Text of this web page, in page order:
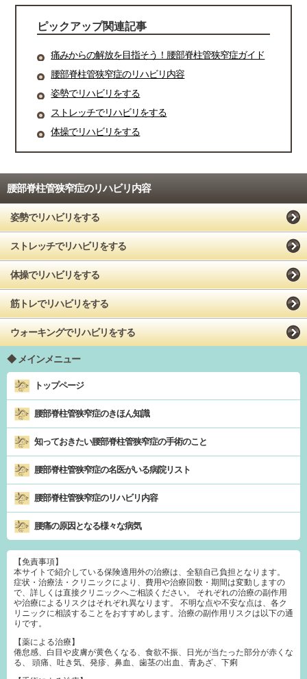
ピックアップ関連記事
痛みからの解放を目指そう！腰部脊柱管狭窄症ガイド
腰部脊柱管狭窄症のリハビリ内容
姿勢でリハビリをする
ストレッチでリハビリをする
体操でリハビリをする
腰部脊柱管狭窄症のリハビリ内容
姿勢でリハビリをする
ストレッチでリハビリをする
体操でリハビリをする
筋トレでリハビリをする
ウォーキングでリハビリをする
メインメニュー
トップページ
腰部脊柱管狭窄症のきほん知識
知っておきたい腰部脊柱管狭窄症の手術のこと
腰部脊柱管狭窄症の名医がいる病院リスト
腰部脊柱管狭窄症のリハビリ内容
腰痛の原因となる様々な病気
【免責事項】
本サイトで紹介している保険適用外の治療は、全額自己負担となります。
症状・治療法・クリニックにより、費用や治療回数・期間は変動しますの
で、詳しくは直接クリニックへご相談ください。 それぞれの治療の副作用
や治療によるリスクはそれぞれ異なります。 不明な点や不安な点は、各ク
リニックに相談することをおすすめします。治療の副作用リスクは以下の通
りです。
【薬による治療】
倦怠感、白目や皮膚が黄色くなる、食欲不振、日光が当たった部分が赤くな
る、 頭痛、吐き気、発疹、鼻血、歯茎の出血、青あざ、下痢